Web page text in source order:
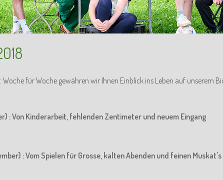
Woche für Woche gewähren wir Ihnen Einblick ins Leben auf unserem
: Von Kinderarbeit, fehlenden Zentimeter und neuem Eingang
: Vom Spielen für Grosse, kalten Abenden und feinen Muskat's